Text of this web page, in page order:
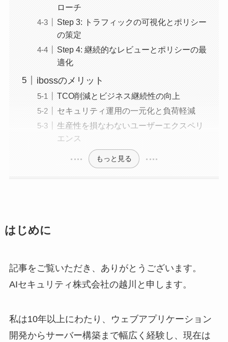
ローチ
Step 3: トラフィックの可視化とポリシー
の策定
Step 4: 継続的なレビューとポリシーの最
適化
ibossのメリット
TCO削減とビジネス継続性の向上
セキュリティ運用の一元化と負荷軽減
生産性を損なわないユーザーエクスペリ
エンス
もっと見る
はじめに
記事をご覧いただき、ありがとうございます。
AIセキュリティ株式会社の越川と申します。
私は10年以上にわたり、ウェブアプリケーション
開発からサーバー構築まで幅広く経験し、現在は